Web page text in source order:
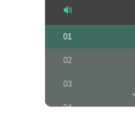
01
02
03
04